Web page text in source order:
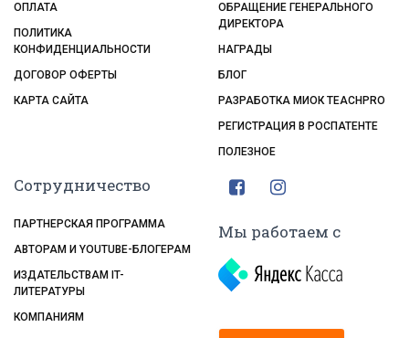
ОПЛАТА
ПОЛИТИКА
КОНФИДЕНЦИАЛЬНОСТИ
ДОГОВОР ОФЕРТЫ
КАРТА САЙТА
ОБРАЩЕНИЕ ГЕНЕРАЛЬНОГО
ДИРЕКТОРА
НАГРАДЫ
БЛОГ
РАЗРАБОТКА МИОК TEACHPRO
РЕГИСТРАЦИЯ В РОСПАТЕНТЕ
ПОЛЕЗНОЕ
Сотрудничество
ПАРТНЕРСКАЯ ПРОГРАММА
АВТОРАМ И YOUTUBE-БЛОГЕРАМ
ИЗДАТЕЛЬСТВАМ IT-
ЛИТЕРАТУРЫ
КОМПАНИЯМ
Мы работаем с